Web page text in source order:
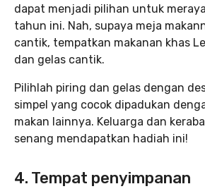
dapat menjadi pilihan untuk
tahun ini. Nah, supaya meja
cantik, tempatkan makanan khas
dan gelas cantik.
Pilihlah piring dan gelas dengan
simpel yang cocok dipadukan
makan lainnya. Keluarga dan
senang mendapatkan hadiah ini!
4. Tempat penyimpanan